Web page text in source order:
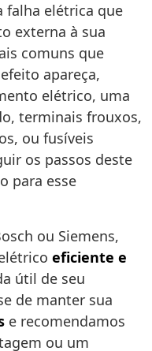
falha elétrica que
externa à sua
comuns que
apareça,
elétrico, uma
terminais frouxos,
ou fusíveis
os passos deste
para esse
ou Siemens,
eficiente e
útil de seu
de manter sua
e recomendamos
ou um